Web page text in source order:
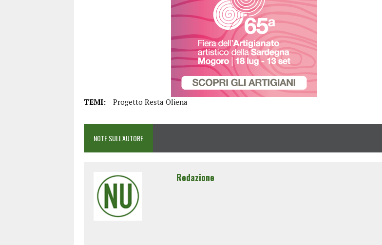
TEMI: Progetto Resta Oliena
NOTE SULL'AUTORE
Redazione